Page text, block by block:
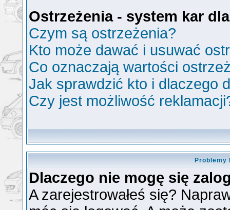
Ostrzeżenia - system kar
Czym są ostrzeżenia?
Kto może dawać i usuwać
Co oznaczają wartości
Jak sprawdzić kto i dlaczego
Czy jest możliwość
Problemy
Dlaczego nie mogę się
A zarejestrowałeś się?